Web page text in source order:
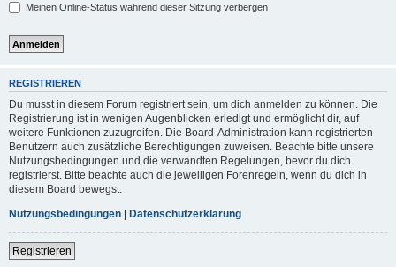
Meinen Online-Status während dieser Sitzung verbergen
REGISTRIEREN
Du musst in diesem Forum registriert sein, um dich anmelden zu können. Die
Registrierung ist in wenigen Augenblicken erledigt und ermöglicht dir, auf
weitere Funktionen zuzugreifen. Die Board-Administration kann registrierten
Benutzern auch zusätzliche Berechtigungen zuweisen. Beachte bitte unsere
Nutzungsbedingungen und die verwandten Regelungen, bevor du dich
registrierst. Bitte beachte auch die jeweiligen Forenregeln, wenn du dich in
diesem Board bewegst.
Nutzungsbedingungen | Datenschutzerklärung
Registrieren